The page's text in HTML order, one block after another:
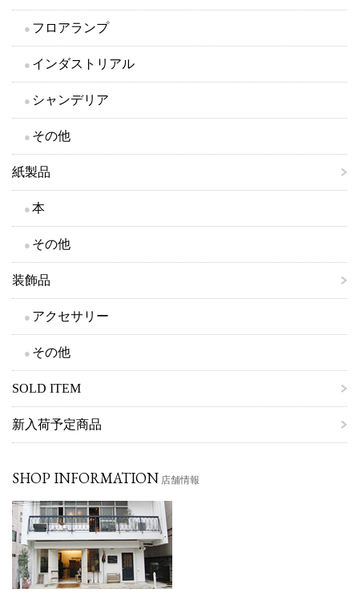
フロアランプ
インダストリアル
シャンデリア
その他
紙製品
本
その他
装飾品
アクセサリー
その他
SOLD ITEM
新入荷予定商品
SHOP INFORMATION 店舗情報